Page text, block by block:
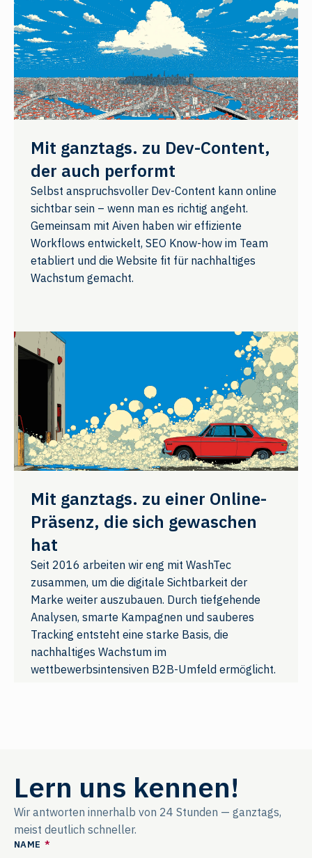
Mit ganztags. zu Dev-Content,
der auch performt
Selbst anspruchsvoller Dev-Content kann online
sichtbar sein – wenn man es richtig angeht.
Gemeinsam mit Aiven haben wir effiziente
Workflows entwickelt, SEO Know-how im Team
etabliert und die Website fit für nachhaltiges
Wachstum gemacht.
Mit ganztags. zu einer Online-
Präsenz, die sich gewaschen
hat
Seit 2016 arbeiten wir eng mit WashTec
zusammen, um die digitale Sichtbarkeit der
Marke weiter auszubauen. Durch tiefgehende
Analysen, smarte Kampagnen und sauberes
Tracking entsteht eine starke Basis, die
nachhaltiges Wachstum im
wettbewerbsintensiven B2B-Umfeld ermöglicht.
Lern uns kennen!
Wir antworten innerhalb von 24 Stunden — ganztags,
meist deutlich schneller.
NAME *